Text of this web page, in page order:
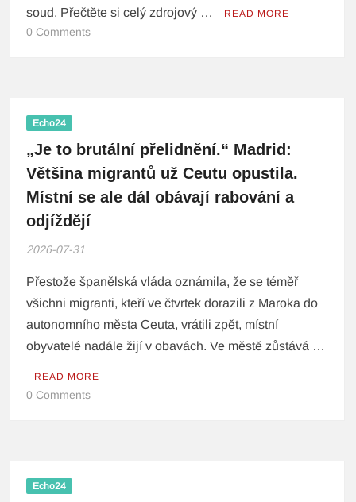
soud. Přečtěte si celý zdrojový … READ MORE
0 Comments
Echo24
„Je to brutální přelidnění.“ Madrid:
Většina migrantů už Ceutu opustila.
Místní se ale dál obávají rabování a
odjíždějí
2026-07-31
Přestože španělská vláda oznámila, že se téměř
všichni migranti, kteří ve čtvrtek dorazili z Maroka do
autonomního města Ceuta, vrátili zpět, místní
obyvatelé nadále žijí v obavách. Ve městě zůstává …
READ MORE
0 Comments
Echo24